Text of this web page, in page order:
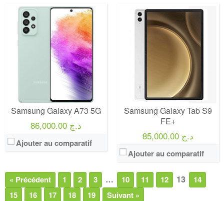
Samsung Galaxy A73 5G
86,000.00 د.ج
Ajouter au comparatif
Samsung Galaxy Tab S9
FE+
85,000.00 د.ج
Ajouter au comparatif
« Précédent 1 2 3 … 10 11 12 13
14
15
16 17 18 19 Suivant »